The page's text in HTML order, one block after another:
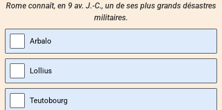
Rome connaît, en 9 av. J.-C., un de ses plus grands désastres
militaires.
Arbalo
Lollius
Teutobourg